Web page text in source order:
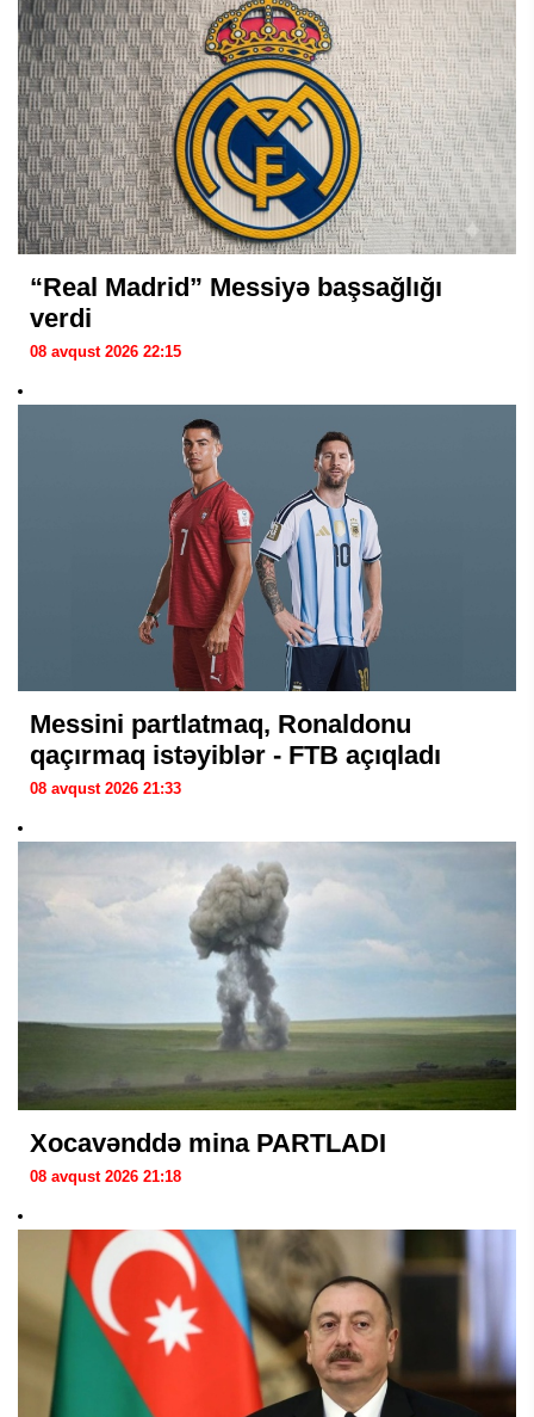
“Real Madrid” Messiyə başsağlığı
verdi
08 avqust 2026 22:15
Messini partlatmaq, Ronaldonu
qaçırmaq istəyiblər - FTB açıqladı
08 avqust 2026 21:33
Xocavənddə mina PARTLADI
08 avqust 2026 21:18